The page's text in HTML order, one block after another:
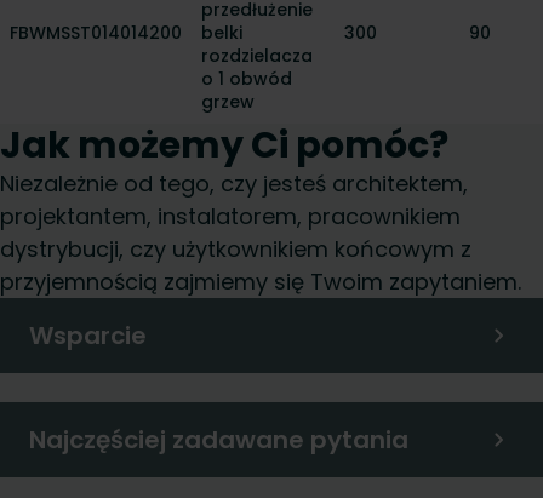
FBWMSST014014200
przedłużenie
belki
rozdzielacza
o 1 obwód
grzew
300 90
Jak możemy Ci pomóc?
Niezależnie od tego, czy jesteś architektem,
projektantem, instalatorem, pracownikiem
dystrybucji, czy użytkownikiem końcowym z
przyjemnością zajmiemy się Twoim zapytaniem.
Wsparcie
Najczęściej zadawane pytania